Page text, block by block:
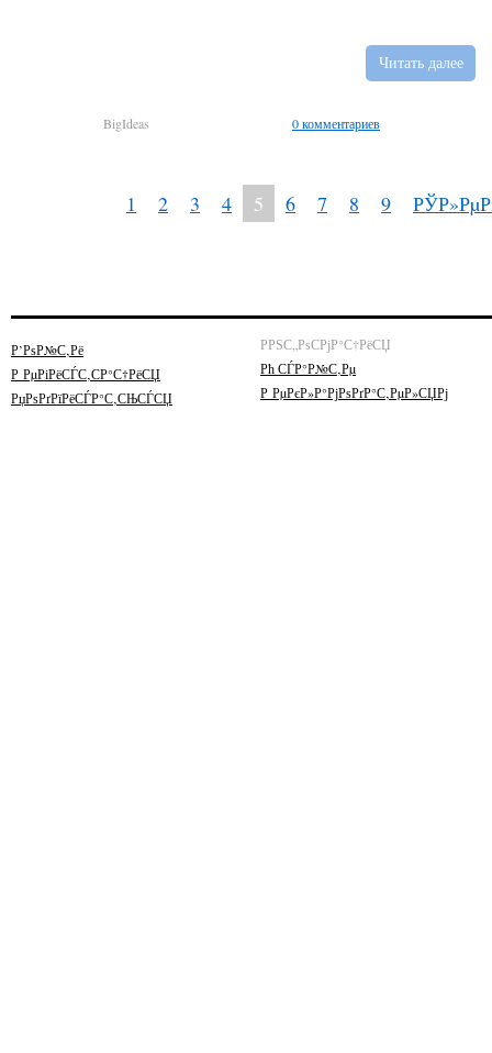
Читать далее
BigIdeas 0 комментариев
1 2 3 4 5 6 7 8 9
Р’РѕР№С‚Рё
Р РµРіРёСЃС‚СР°С†РёСЏ
РџРѕРґРїРёСЃР°С‚СЊСЃСЏ
РРЅС„РѕСРјР°С†РёСЏ
Рћ СЃР°Р№С‚Рµ
Р РµРєР»Р°РјРѕРґР°С‚РµР»СЏРј